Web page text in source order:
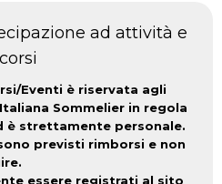
ad attività e
corsi
Eventi è riservata agli
Sommelier in regola
è strettamente personale.
previsti rimborsi e non
essere registrati al sito